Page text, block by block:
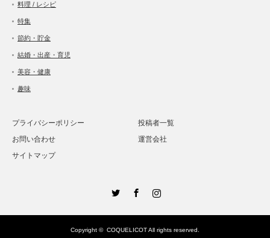
料理 / レシピ
特集
節約・貯金
結婚・出産・育児
美容・健康
趣味
プライバシーポリシー
投稿者一覧
お問い合わせ
運営会社
サイトマップ
Copyright © COQUELICOTAll rights reserved.